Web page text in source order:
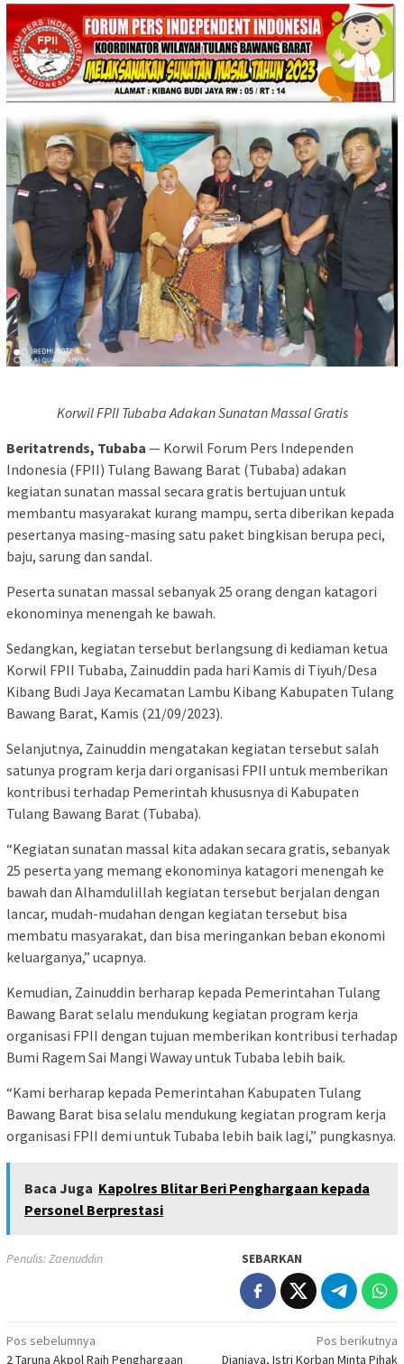
Korwil FPII Tubaba Adakan Sunatan Massal Gratis
Beritatrends, Tubaba — Korwil Forum Pers Independen
Indonesia (FPII) Tulang Bawang Barat (Tubaba) adakan
kegiatan sunatan massal secara gratis bertujuan untuk
membantu masyarakat kurang mampu, serta diberikan kepada
pesertanya masing-masing satu paket bingkisan berupa peci,
baju, sarung dan sandal.
Peserta sunatan massal sebanyak 25 orang dengan katagori
ekonominya menengah ke bawah.
Sedangkan, kegiatan tersebut berlangsung di kediaman ketua
Korwil FPII Tubaba, Zainuddin pada hari Kamis di Tiyuh/Desa
Kibang Budi Jaya Kecamatan Lambu Kibang Kabupaten Tulang
Bawang Barat, Kamis (21/09/2023).
Selanjutnya, Zainuddin mengatakan kegiatan tersebut salah
satunya program kerja dari organisasi FPII untuk memberikan
kontribusi terhadap Pemerintah khususnya di Kabupaten
Tulang Bawang Barat (Tubaba).
“Kegiatan sunatan massal kita adakan secara gratis, sebanyak
25 peserta yang memang ekonominya katagori menengah ke
bawah dan Alhamdulillah kegiatan tersebut berjalan dengan
lancar, mudah-mudahan dengan kegiatan tersebut bisa
membatu masyarakat, dan bisa meringankan beban ekonomi
keluarganya,” ucapnya.
Kemudian, Zainuddin berharap kepada Pemerintahan Tulang
Bawang Barat selalu mendukung kegiatan program kerja
organisasi FPII dengan tujuan memberikan kontribusi terhadap
Bumi Ragem Sai Mangi Waway untuk Tubaba lebih baik.
“Kami berharap kepada Pemerintahan Kabupaten Tulang
Bawang Barat bisa selalu mendukung kegiatan program kerja
organisasi FPII demi untuk Tubaba lebih baik lagi,” pungkasnya.
Baca Juga Kapolres Blitar Beri Penghargaan kepada
Personel Berprestasi
Penulis: Zaenuddin SEBARKAN
Navigasi
Pos sebelumnya
2 Taruna Akpol Raih Penghargaan
Pos berikutnya
Dianiaya, Istri Korban Minta Pihak